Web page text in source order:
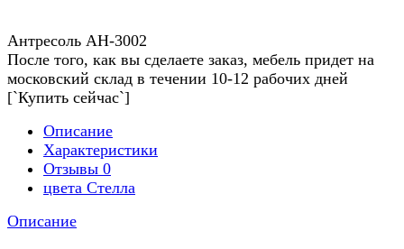
Антресоль АН-3002
После того, как вы сделаете заказ, мебель придет на
московский склад в течении 10-12 рабочих дней
[`Купить сейчас`]
Описание
Характеристики
Отзывы 0
цвета Стелла
Описание